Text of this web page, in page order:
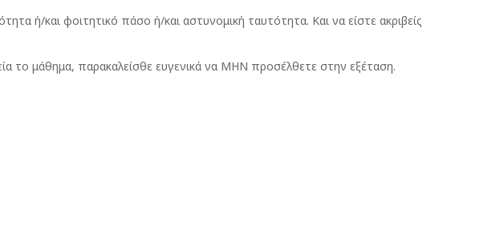
ή/και φοιτητικό πάσο ή/και αστυνομική ταυτότητα. Και να είστε ακριβείς
το μάθημα, παρακαλείσθε ευγενικά να ΜΗΝ προσέλθετε στην εξέταση.